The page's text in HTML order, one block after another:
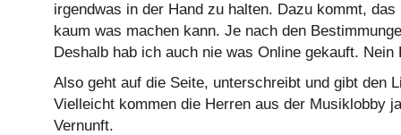
irgendwas in der Hand zu halten. Dazu kommt,
kaum was machen kann. Je nach den
Deshalb hab ich auch nie was Online gekauft. Nein
Also geht auf die Seite, unterschreibt und gibt den
Vielleicht kommen die Herren aus der Musiklobby
Vernunft.